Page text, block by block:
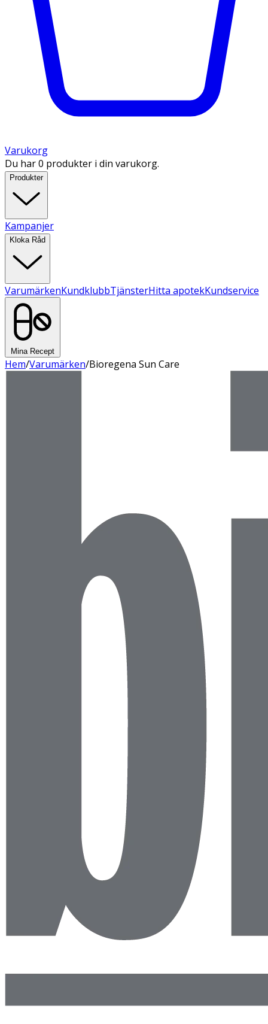
Varukorg
Du har 0 produkter i din varukorg.
Produkter
Kampanjer
Kloka Råd
VarumärkenKundklubbTjänsterHitta apotekKundservice
Mina Recept
Hem/Varumärken/Bioregena Sun Care